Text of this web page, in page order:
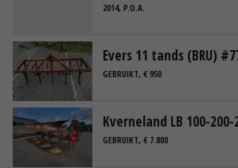
2014, P.O.A.
Evers 11 tands (BRU)
GEBRUIKT, € 950
Kverneland LB 100-
GEBRUIKT, € 7.800